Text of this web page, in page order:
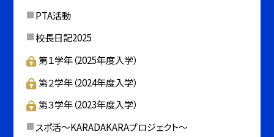
PTA活動
校長日記2025
第１学年（2025年度入学）
第２学年（2024年度入学）
第３学年（2023年度入学）
スポ活～KARADAKARAプロジェクト～